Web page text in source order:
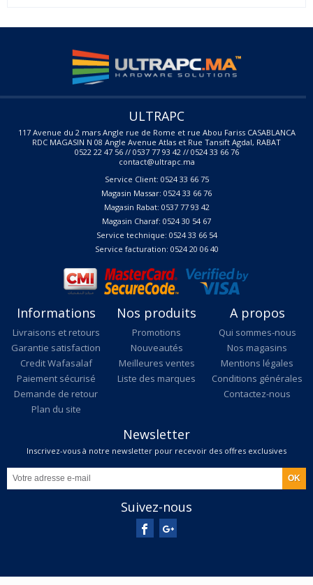
ULTRAPC
117 Avenue du 2 mars Angle rue de Rome et rue Abou Fariss CASABLANCA
RDC MAGASIN N 08 Angle Avenue Atlas et Rue Tansift Agdal, RABAT
0522 22 47 56 // 0537 77 93 42 // 0524 33 66 76
contact@ultrapc.ma
Service Client: 0524 33 66 75
Magasin Massar: 0524 33 66 76
Magasin Rabat: 0537 77 93 42
Magasin Charaf: 0524 30 54 67
Service technique: 0524 33 66 54
Service facturation: 0524 20 06 40
Informations
Livraisons et retours
Garantie satisfaction
Credit Wafasalaf
Paiement sécurisé
Demande de retour
Plan du site
Nos produits
Promotions
Nouveautés
Meilleures ventes
Liste des marques
A propos
Qui sommes-nous
Nos magasins
Mentions légales
Conditions générales
Contactez-nous
Newsletter
Inscrivez-vous à notre newsletter pour recevoir des offres exclusives
Suivez-nous